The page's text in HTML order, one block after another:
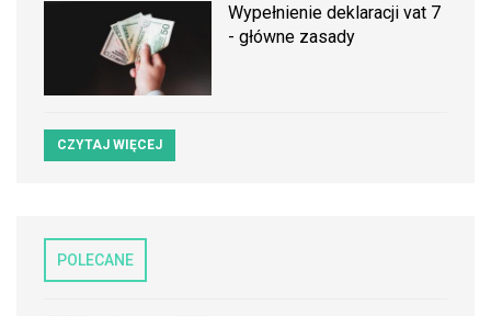
Wypełnienie deklaracji vat 7
- główne zasady
CZYTAJ WIĘCEJ
POLECANE